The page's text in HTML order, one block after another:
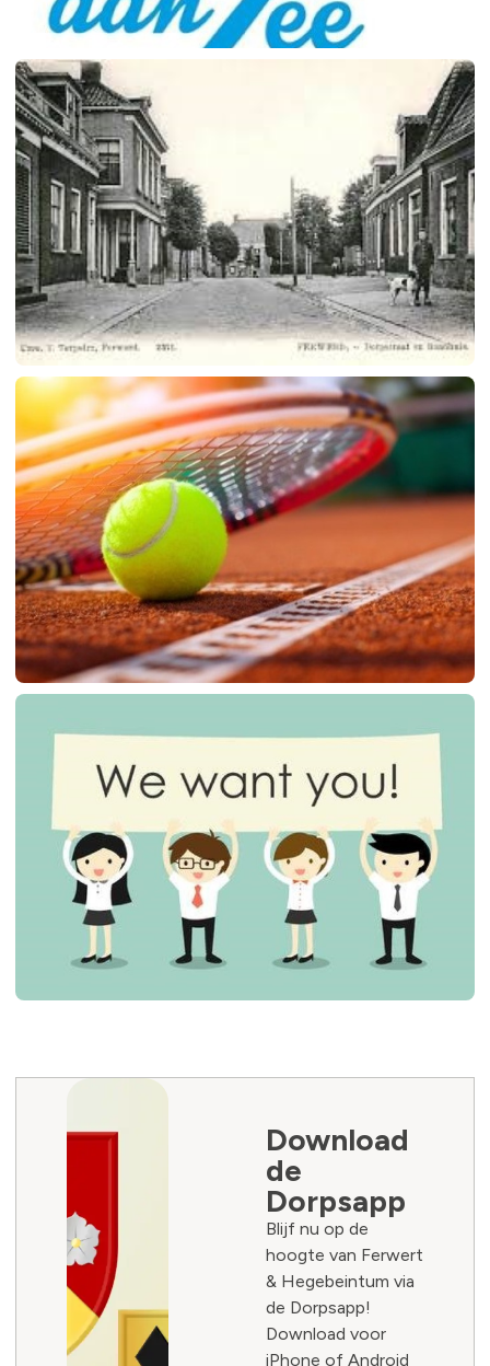
Download
de
Dorpsapp
Blijf nu op de
hoogte van Ferwert
& Hegebeintum via
de Dorpsapp!
Download voor
iPhone of Android